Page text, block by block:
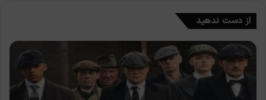
از دست ندهید